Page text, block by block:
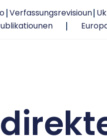
Verfassungsrevisioun